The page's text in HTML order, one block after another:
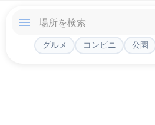
グルメ コンビニ 公園